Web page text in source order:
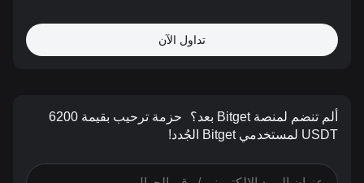
تداول الآن
ألم تنضم لمنصة Bitget بعد؟
حزمة ترحيب بقيمة 6200
USDT لمستخدمي Bitget الجُدد!